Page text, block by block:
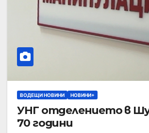
ВОДЕЩИ НОВИНИ НОВИНИ+
УНГ отделението в
70 години